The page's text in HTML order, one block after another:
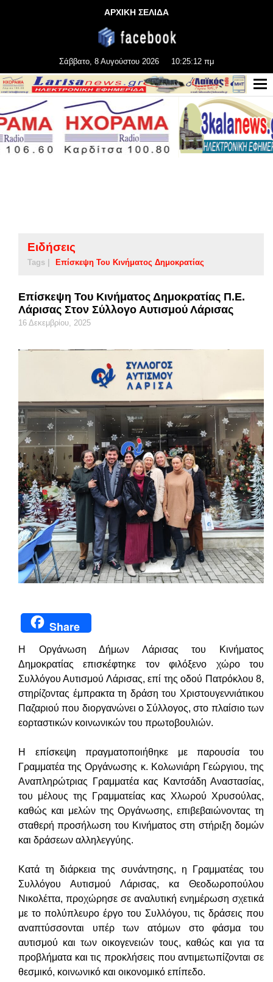
ΑΡΧΙΚΗ ΣΕΛΙΔΑ
Σάββατο, 8 Αυγούστου 2026 10:25:12 πμ
Ειδήσεις
Tags | Επίσκεψη Του Κινήματος Δημοκρατίας
Επίσκεψη Του Κινήματος Δημοκρατίας Π.Ε.
Λάρισας Στον Σύλλογο Αυτισμού Λάρισας
16 Δεκεμβρίου, 2025
Share
Η Οργάνωση Δήμων Λάρισας του Κινήματος
Δημοκρατίας επισκέφτηκε τον φιλόξενο χώρο του
Συλλόγου Αυτισμού Λάρισας, επί της οδού Πατρόκλου 8,
στηρίζοντας έμπρακτα τη δράση του Χριστουγεννιάτικου
Παζαριού που διοργανώνει ο Σύλλογος, στο πλαίσιο των
εορταστικών κοινωνικών του πρωτοβουλιών.
Η επίσκεψη πραγματοποιήθηκε με παρουσία του
Γραμματέα της Οργάνωσης κ. Κολωνιάρη Γεώργιου, της
Αναπληρώτριας Γραμματέα κας Καντσάδη Αναστασίας,
του μέλους της Γραμματείας κας Χλωρού Χρυσούλας,
καθώς και μελών της Οργάνωσης, επιβεβαιώνοντας τη
σταθερή προσήλωση του Κινήματος στη στήριξη δομών
και δράσεων αλληλεγγύης.
Κατά τη διάρκεια της συνάντησης, η Γραμματέας του
Συλλόγου Αυτισμού Λάρισας, κα Θεοδωροπούλου
Νικολέττα, προχώρησε σε αναλυτική ενημέρωση σχετικά
με το πολύπλευρο έργο του Συλλόγου, τις δράσεις που
αναπτύσσονται υπέρ των ατόμων στο φάσμα του
αυτισμού και των οικογενειών τους, καθώς και για τα
προβλήματα και τις προκλήσεις που αντιμετωπίζονται σε
θεσμικό, κοινωνικό και οικονομικό επίπεδο.